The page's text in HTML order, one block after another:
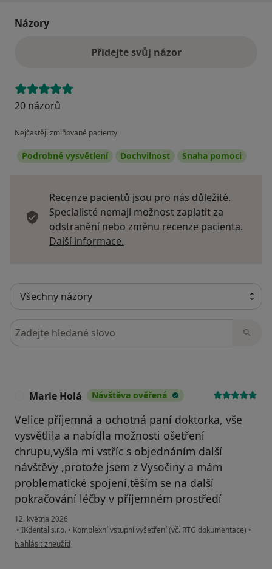
Názory
Přidejte svůj názor
20 názorů
Nejčastěji zmiňované pacienty
Podrobné vysvětlení Dochvilnost Snaha pomoci
Recenze pacientů jsou pro nás důležité.
Specialisté nemají možnost zaplatit za
odstranění nebo změnu recenze pacienta.
Další informace.
Hledejte v názorech
Marie Holá Návštěva ověřená
Velice příjemná a ochotná paní doktorka, vše
vysvětlila a nabídla možnosti ošetření
chrupu,vyšla mi vstříc s objednáním další
návštěvy ,protože jsem z Vysočiny a mám
problematické spojení,těším se na další
pokračování léčby v příjemném prostředí
12. května 2026
• IKdental s.r.o. • Komplexní vstupní vyšetření (vč. RTG dokumentace) •
podle názoru uživatele Marie Holá
Nahlásit zneužití